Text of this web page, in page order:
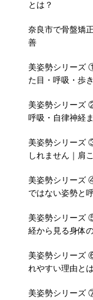
とは？
奈良市で骨盤矯
善
美姿勢シリーズ
た目・呼吸・歩
美姿勢シリーズ
呼吸・自律神経
美姿勢シリーズ
しれません｜肩
美姿勢シリーズ
ではない姿勢と
美姿勢シリーズ
経から見る身体
美姿勢シリーズ
れやすい理由と
美姿勢シリーズ